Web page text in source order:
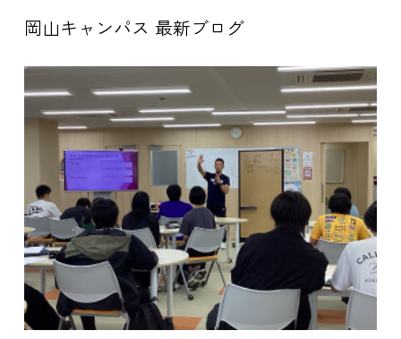
岡山キャンパス 最新ブログ